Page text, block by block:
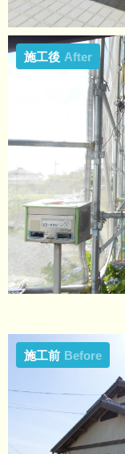
施工後 After
施工前 Before